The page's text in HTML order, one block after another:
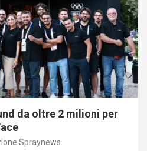
da oltre 2 milioni per
Spraynews